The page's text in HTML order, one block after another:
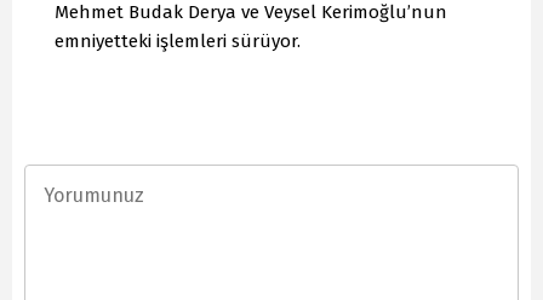
Mehmet Budak Derya ve Veysel Kerimoğlu’nun
emniyetteki işlemleri sürüyor.